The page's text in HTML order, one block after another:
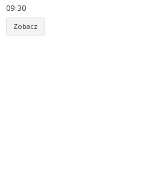
09:30
Zobacz